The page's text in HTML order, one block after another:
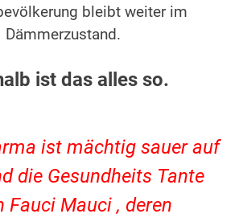
bleibt weiter im
Dämmerzustand.
ist das alles so.
ist mächtig sauer auf
die Gesundheits Tante
Fauci Mauci , deren